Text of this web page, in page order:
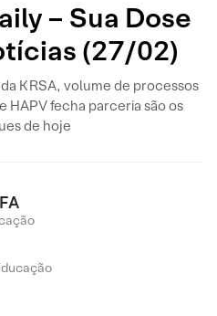
– Sua Dose
(27/02)
KRSA, volume de processos
HAPV fecha parceria são os
de hoje